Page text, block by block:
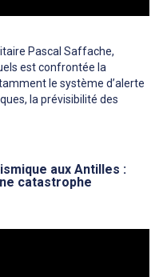
Pascal Saffache,
est confrontée la
le système d’alerte
la prévisibilité des
aux Antilles :
catastrophe